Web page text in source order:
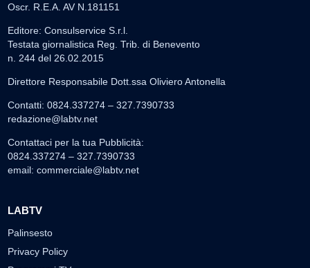
Oscr. R.E.A. AV N.181151
Editore: Consulservice S.r.l.
Testata giornalistica Reg. Trib. di Benevento
n. 244 del 26.02.2015
Direttore Responsabile Dott.ssa Oliviero Antonella
Contatti: 0824.337274 – 327.7390733
redazione@labtv.net
Contattaci per la tua Pubblicità:
0824.337274 – 327.7390733
email: commerciale@labtv.net
LABTV
Palinsesto
Privacy Policy